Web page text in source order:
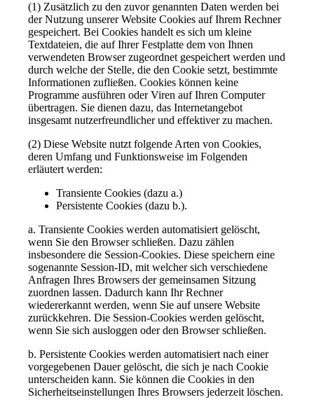
(1) Zusätzlich zu den zuvor genannten Daten werden bei
der Nutzung unserer Website Cookies auf Ihrem Rechner
gespeichert. Bei Cookies handelt es sich um kleine
Textdateien, die auf Ihrer Festplatte dem von Ihnen
verwendeten Browser zugeordnet gespeichert werden und
durch welche der Stelle, die den Cookie setzt, bestimmte
Informationen zufließen. Cookies können keine
Programme ausführen oder Viren auf Ihren Computer
übertragen. Sie dienen dazu, das Internetangebot
insgesamt nutzerfreundlicher und effektiver zu machen.
(2) Diese Website nutzt folgende Arten von Cookies,
deren Umfang und Funktionsweise im Folgenden
erläutert werden:
Transiente Cookies (dazu a.)
Persistente Cookies (dazu b.).
a. Transiente Cookies werden automatisiert gelöscht,
wenn Sie den Browser schließen. Dazu zählen
insbesondere die Session-Cookies. Diese speichern eine
sogenannte Session-ID, mit welcher sich verschiedene
Anfragen Ihres Browsers der gemeinsamen Sitzung
zuordnen lassen. Dadurch kann Ihr Rechner
wiedererkannt werden, wenn Sie auf unsere Website
zurückkehren. Die Session-Cookies werden gelöscht,
wenn Sie sich ausloggen oder den Browser schließen.
b. Persistente Cookies werden automatisiert nach einer
vorgegebenen Dauer gelöscht, die sich je nach Cookie
unterscheiden kann. Sie können die Cookies in den
Sicherheitseinstellungen Ihres Browsers jederzeit löschen.